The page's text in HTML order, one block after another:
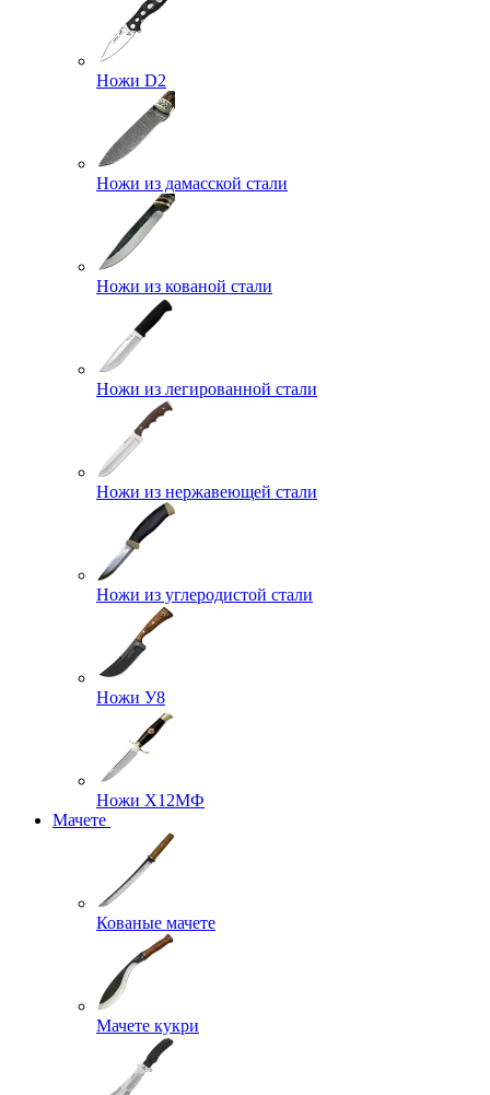
Ножи D2
Ножи из дамасской стали
Ножи из кованой стали
Ножи из легированной стали
Ножи из нержавеющей стали
Ножи из углеродистой стали
Ножи У8
Ножи Х12МФ
Мачете
Кованые мачете
Мачете кукри